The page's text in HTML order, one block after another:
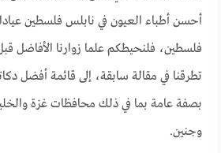
أحسن أطباء العيون في نابلس فلسطين
فلسطين، فلنحيطكم علما زوارنا الأفاضل
تطرقنا في مقالة سابقة، إلى قائمة أفضل
بصفة عامة بما في ذلك محافظات غزة
وجنين.